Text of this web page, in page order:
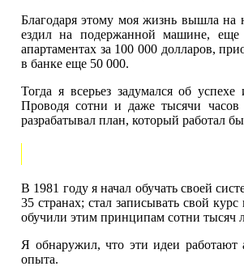
Благодаря этому моя жизнь вышла
ездил на подержанной машине,
апартаментах за 100 000 долларов,
в банке еще 50 000.
Тогда я всерьез задумался об
Проводя сотни и даже тысячи
разрабатывал план, который работал
В 1981 году я начал обучать своей
35 странах; стал записывать свой
обучили этим принципам сотни тысяч
Я обнаружил, что эти идеи работают
опыта.